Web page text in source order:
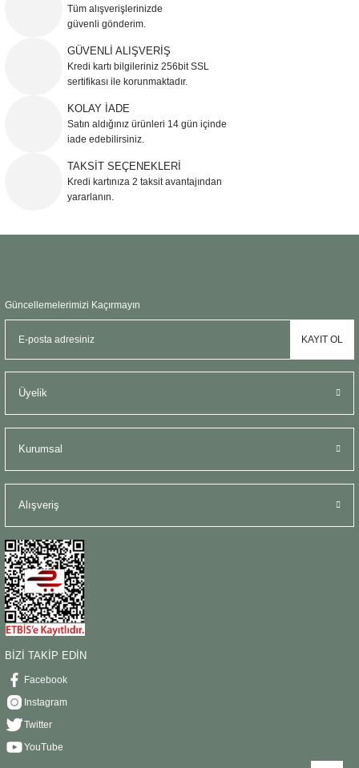
Tüm alışverişlerinizde
güvenli gönderim.
GÜVENLİ ALIŞVERİŞ
Kredi kartı bilgileriniz 256bit SSL
sertifikası ile korunmaktadır.
KOLAY İADE
Satın aldığınız ürünleri 14 gün içinde
iade edebilirsiniz.
TAKSİT SEÇENEKLERİ
Kredi kartınıza 2 taksit avantajından
yararlanın.
Güncellemelerimizi Kaçırmayın
KAYIT OL
Üyelik
Kurumsal
Alışveriş
BİZİ TAKİP EDİN
Facebook
Instagram
Twitter
YouTube